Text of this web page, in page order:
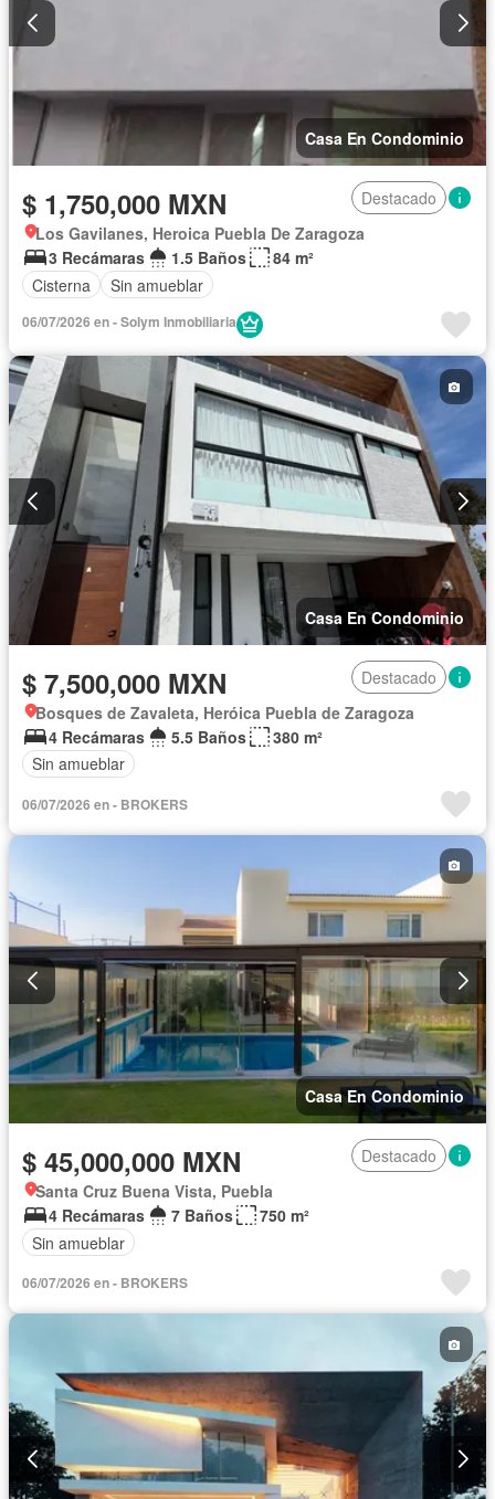
Casa En Condominio
$ 1,750,000 MXN
Destacado
Los Gavilanes, Heroica Puebla De Zaragoza
3 Recámaras
1.5 Baños
84 m²
Cisterna
Sin amueblar
06/07/2026 en - Solym Inmobiliaria
Casa En Condominio
$ 7,500,000 MXN
Destacado
Bosques de Zavaleta, Heróica Puebla de Zaragoza
4 Recámaras
5.5 Baños
380 m²
Sin amueblar
06/07/2026 en - BROKERS
Casa En Condominio
$ 45,000,000 MXN
Destacado
Santa Cruz Buena Vista, Puebla
4 Recámaras
7 Baños
750 m²
Sin amueblar
06/07/2026 en - BROKERS